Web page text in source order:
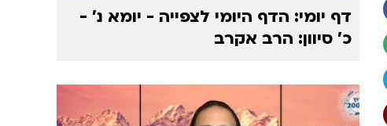
דף יומי: הדף היומי לצפייה - יומא נ’ -
כ’ סיוון: הרב אקרב